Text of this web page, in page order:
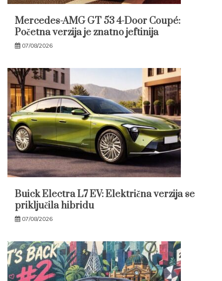
Mercedes-AMG GT 53 4-Door Coupé:
Početna verzija je znatno jeftinija
07/08/2026
Buick Electra L7 EV: Električna verzija se
priključila hibridu
07/08/2026